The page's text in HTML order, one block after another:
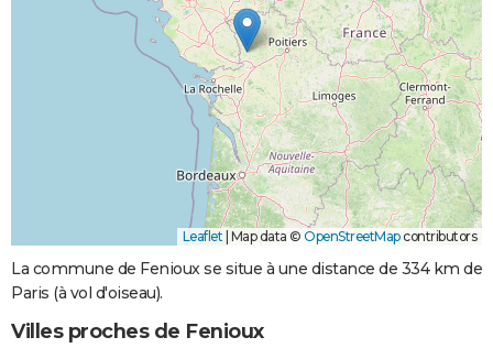
Leaflet Map data © OpenStreetMapcontributors
La commune de Fenioux se situe à une distance de 334 km de
Paris (à vol d'oiseau).
Villes proches de Fenioux